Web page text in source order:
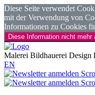
Diese Seite verwendet
mit der Verwendung von
Informationen zu Cookies
Diese Information nicht mehr
Malerei Bildhauerei Design
EN